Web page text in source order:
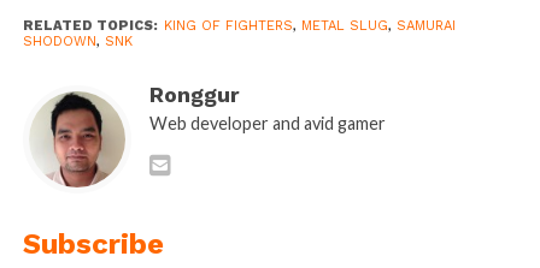
RELATED TOPICS: KING OF FIGHTERS, METAL SLUG, SAMURAI
SHODOWN, SNK
Ronggur
Web developer and avid gamer
Subscribe